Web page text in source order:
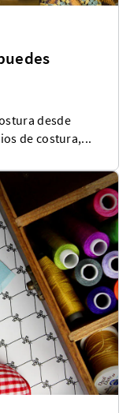
desde
de costura,...